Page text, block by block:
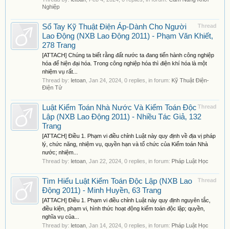
Nghiệp
Thread
Sổ Tay Kỹ Thuật Điện Áp-Dành Cho Người
Lao Động (NXB Lao Động 2011) - Phạm Văn Khiết,
278 Trang
[ATTACH] Chúng ta biết rằng đất nước ta đang tiến hành công nghiệp
hóa để hiện đại hóa. Trong công nghiệp hóa thì điện khí hóa là một
nhiệm vụ rất...
Thread by: letoan Jan 24, 2024 , 0 replies, in forum: Kỹ Thuật Điện-
Điện Tử
Thread
Luật Kiểm Toán Nhà Nước Và Kiểm Toán Độc
Lập (NXB Lao Động 2011) - Nhiều Tác Giả, 132
Trang
[ATTACH] Điều 1. Phạm vi điều chỉnh Luật này quy định về địa vị pháp
lý, chức năng, nhiệm vụ, quyền hạn và tổ chức của Kiểm toán Nhà
nước; nhiệm...
Thread by: letoan Jan 22, 2024 , 0 replies, in forum: Pháp Luật Học
Thread
Tìm Hiểu Luật Kiểm Toán Độc Lập (NXB Lao
Động 2011) - Minh Huyền, 63 Trang
[ATTACH] Điều 1. Phạm vi điều chỉnh Luật này quy định nguyên tắc,
điều kiện, phạm vi, hình thức hoạt động kiểm toán độc lập; quyền,
nghĩa vụ của...
Thread by: letoan Jan 14, 2024 , 0 replies, in forum: Pháp Luật Học